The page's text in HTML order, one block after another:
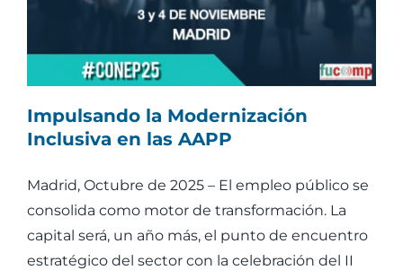
Impulsando la Modernización
Inclusiva en las AAPP
Madrid, Octubre de 2025 – El empleo público se
consolida como motor de transformación. La
capital será, un año más, el punto de encuentro
estratégico del sector con la celebración del II